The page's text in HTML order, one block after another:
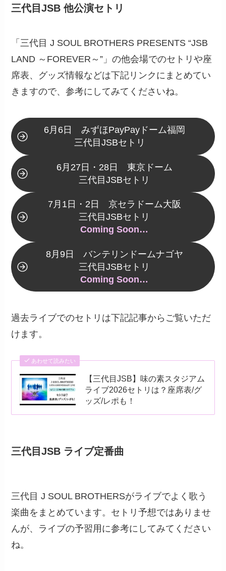
三代目JSB 他公演セトリ
「三代目 J SOUL BROTHERS PRESENTS “JSB
LAND ～FOREVER～”」の他会場でのセトリや座
席表、グッズ情報などは下記リンクにまとめてい
きますので、参考にしてみてくださいね。
6月6日 みずほPayPayドーム福岡
三代目JSBセトリ
6月27日・28日 東京ドーム
三代目JSBセトリ
7月1日・2日 京セラドーム大阪
三代目JSBセトリ
Coming Soon…
8月9日 バンテリンドームナゴヤ
三代目JSBセトリ
Coming Soon…
過去ライブでのセトリは下記記事からご覧いただ
けます。
あわせて読みたい
【三代目JSB】味の素スタジアム
ライブ2026セトリは？座席表/グ
ッズ/レポも！
三代目JSB ライブ定番曲
三代目 J SOUL BROTHERSがライブでよく歌う
楽曲をまとめています。セトリ予想ではありませ
んが、ライブの予習用に参考にしてみてください
ね。